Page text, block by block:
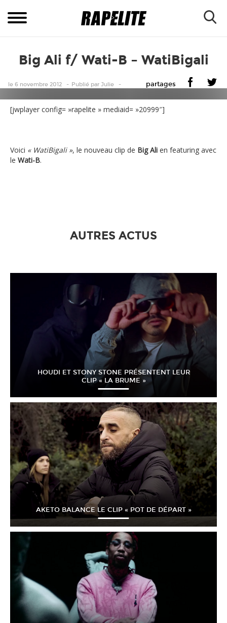
Big Ali f/ Wati-B – WatiBigali
le 6 novembre 2012 Publiépar Julie partages
[jwplayer config= »rapelite » mediaid= »20999″]
Voici « WatiBigali », le nouveau clip de Big Ali en featuring avec
le Wati-B.
AUTRES ACTUS
HOUDI ET STONY STONE PRÉSENTENT LEUR
CLIP « LA BRUME »
AKETO BALANCE LE CLIP « POT DE DÉPART »